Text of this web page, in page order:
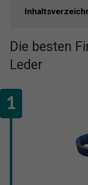
Die besten
Leder